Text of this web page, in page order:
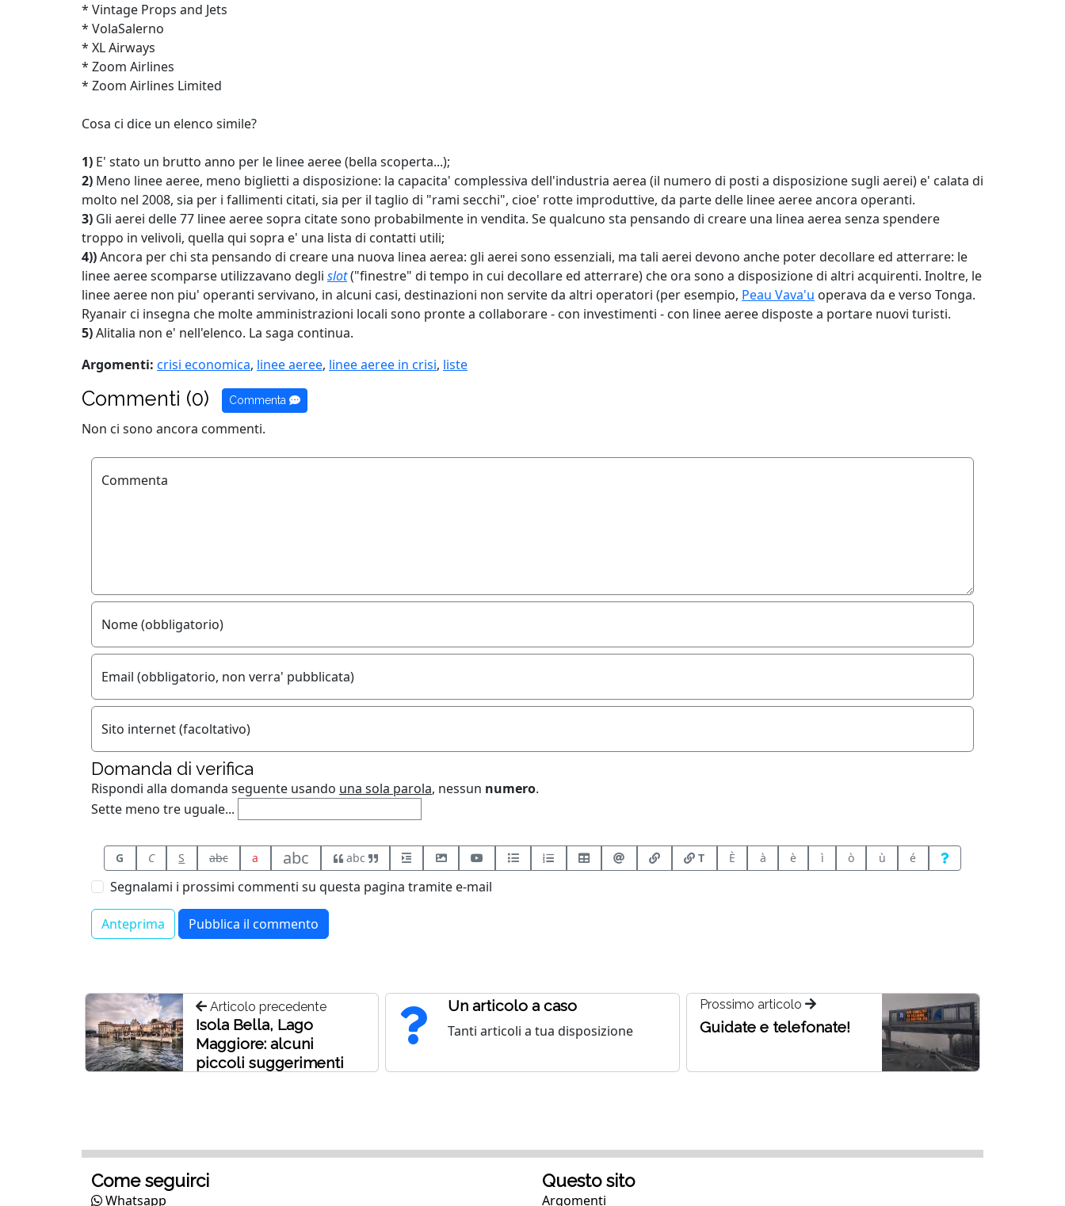
* Vintage Props and Jets
* VolaSalerno
* XL Airways
* Zoom Airlines
* Zoom Airlines Limited
Cosa ci dice un elenco simile?
1) E' stato un brutto anno per le linee aeree (bella scoperta...);
2) Meno linee aeree, meno biglietti a disposizione: la capacita' complessiva dell'industria aerea (il numero di posti a disposizione sugli aerei) e' calata di
molto nel 2008, sia per i fallimenti citati, sia per il taglio di "rami secchi", cioe' rotte improduttive, da parte delle linee aeree ancora operanti.
3) Gli aerei delle 77 linee aeree sopra citate sono probabilmente in vendita. Se qualcuno sta pensando di creare una linea aerea senza spendere
troppo in velivoli, quella qui sopra e' una lista di contatti utili;
4))Ancora per chi sta pensando di creare una nuova linea aerea: gli aerei sono essenziali, ma tali aerei devono anche poter decollare ed atterrare: le
linee aeree scomparse utilizzavano degli slot("finestre" di tempo in cui decollare ed atterrare) che ora sono a disposizione di altri acquirenti. Inoltre, le
linee aeree non piu' operanti servivano, in alcuni casi, destinazioni non servite da altri operatori (per esempio, Peau Vava'u operava da e verso Tonga.
Ryanair ci insegna che molte amministrazioni locali sono pronte a collaborare - con investimenti - con linee aeree disposte a portare nuovi turisti.
5)Alitalia non e' nell'elenco. La saga continua.
Argomenti: crisi economica, linee aeree, linee aeree in crisi, liste
Commenti (0) Commenta
Non ci sono ancora commenti.
Commenta
Nome (obbligatorio)
Email (obbligatorio, non verra' pubblicata)
Sito internet (facoltativo)
Domanda di verifica
Rispondi alla domanda seguente usando una sola parola, nessun numero.
Sette meno tre uguale...
G C S abc a abc abc T È à è ì ò ù é
Segnalami i prossimi commenti su questa pagina tramite e-mail
Articolo precedente
Isola Bella, Lago
Maggiore: alcuni
piccoli suggerimenti
Un articolo a caso
Tanti articoli a tua disposizione
Prossimo articolo
Guidate e telefonate!
Come seguirci
Whatsapp
Questo sito
Argomenti